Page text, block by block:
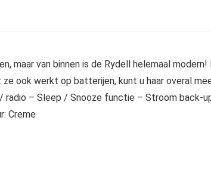
maar van binnen is de Rydell helemaal modern!
ook werkt op batterijen, kunt u haar overal
radio – Sleep / Snooze functie – Stroom back-
Creme